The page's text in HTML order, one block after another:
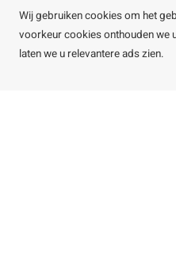
Alle bedragen zijn incl. btw
Wij gebruiken cookies om het
voorkeur cookies onthouden we
laten we u relevantere ads zien.